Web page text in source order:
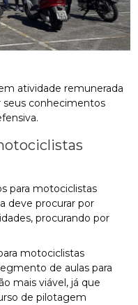
atividade remunerada
seus conhecimentos
para motociclistas
deve procurar por
procurando por
motociclistas
de aulas para
mais viável, já que
de pilotagem